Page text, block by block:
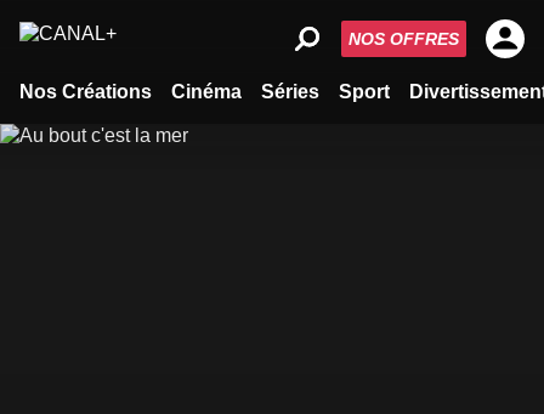
Nos Créations Cinéma Séries Sport
NOS OFFRES